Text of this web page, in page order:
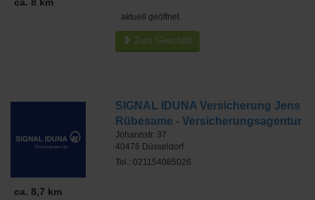
aktuell geöffnet
Zum Geschäft
ca. 8,7 km
SIGNAL IDUNA Versicherung Jens
Rübesame - Versicherungsagentur
Johannstr. 37
40476 Düsseldorf
Tel.: 021154085026